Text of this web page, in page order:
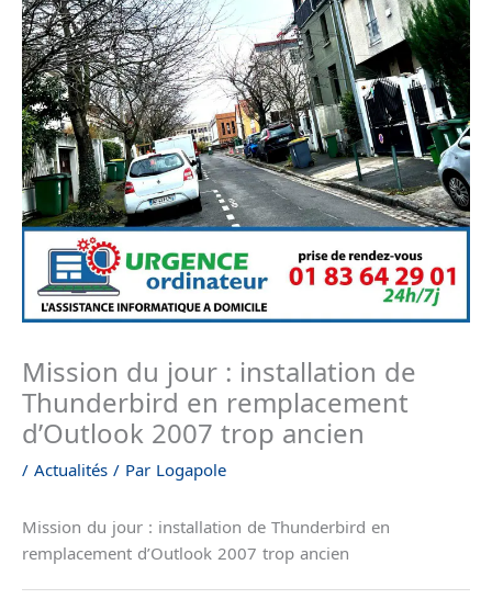
Mission du jour : installation de
Thunderbird en remplacement
d’Outlook 2007 trop ancien
/ Actualités / Par Logapole
Mission du jour : installation de Thunderbird en
remplacement d’Outlook 2007 trop ancien